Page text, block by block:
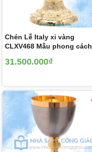
Chén Lễ Italy xi vàng
CLXV468 Mẫu phong cách
31.500.000₫